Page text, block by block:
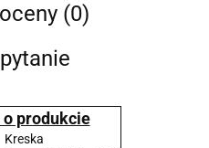
(0)
produkcie
Kreska